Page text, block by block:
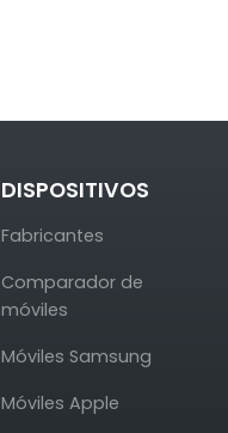
DISPOSITIVOS
Fabricantes
Comparador de
móviles
Móviles Samsung
Móviles Apple